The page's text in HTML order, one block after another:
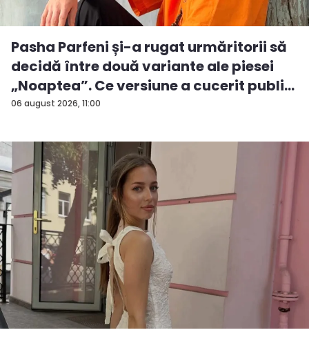
06 august 2026, 11:00
Pasha Parfeni și-a rugat urmăritorii să
decidă între două variante ale piesei
„Noaptea”. Ce versiune a cucerit publi...